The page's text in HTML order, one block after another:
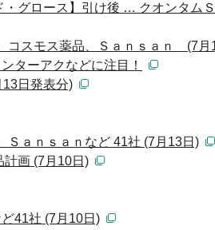
グロース】引け後 … クオンタム
コスモス薬品、Ｓａｎｓａｎ (7月
ターアクなどに注目！
13日発表分)
ａｎｓａｎなど 41社 (7月13日)
画 (7月10日)
41社 (7月10日)